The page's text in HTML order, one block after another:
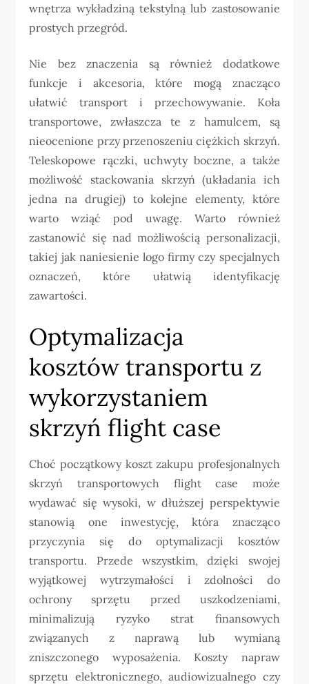
wnętrza wykładziną tekstylną lub zastosowanie
prostych przegród.
Nie bez znaczenia są również dodatkowe
funkcje i akcesoria, które mogą znacząco
ułatwić transport i przechowywanie. Koła
transportowe, zwłaszcza te z hamulcem, są
nieocenione przy przenoszeniu ciężkich skrzyń.
Teleskopowe rączki, uchwyty boczne, a także
możliwość stackowania skrzyń (układania ich
jedna na drugiej) to kolejne elementy, które
warto wziąć pod uwagę. Warto również
zastanowić się nad możliwością personalizacji,
takiej jak naniesienie logo firmy czy specjalnych
oznaczeń, które ułatwią identyfikację
zawartości.
Optymalizacja
kosztów transportu z
wykorzystaniem
skrzyń flight case
Choć początkowy koszt zakupu profesjonalnych
skrzyń transportowych flight case może
wydawać się wysoki, w dłuższej perspektywie
stanowią one inwestycję, która znacząco
przyczynia się do optymalizacji kosztów
transportu. Przede wszystkim, dzięki swojej
wyjątkowej wytrzymałości i zdolności do
ochrony sprzętu przed uszkodzeniami,
minimalizują ryzyko strat finansowych
związanych z naprawą lub wymianą
zniszczonego wyposażenia. Koszty napraw
sprzętu elektronicznego, audiowizualnego czy